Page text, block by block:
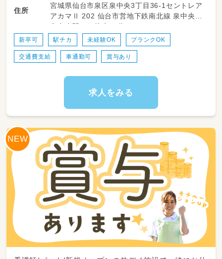
・子どもたちの受け入れ、見守りや一人ひとりに
合わせた療育サポート
画・運営
・工作の材料やおもちゃ、療育教材の準備・作成
・日々の活動内容やお子さまの成長の変化に関
・保護者さまとの連携、日々の様子のお伝えや相
てのお迎え・ご自宅への送迎業務
理などの環境整備
※正社員として、最初は先輩スタッフと一緒に
業務を進めながら徐々に覚えていけるのでご安
心ください🎵
住所
宮城県仙台市泉区泉中央3丁目36-1セントレア
アカマⅡ 202 仙台市営地下鉄南北線 泉中央駅
泉中央駅から徒歩10分
新卒可 駅チカ 未経験OK ブランクOK
交通費支給 車通勤可 賞与あり
求人をみる